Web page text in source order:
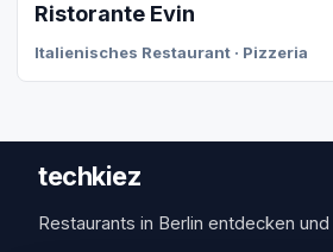
Ristorante Evin
Italienisches Restaurant · Pizzeria
techkiez
Restaurants in Berlin entdecken